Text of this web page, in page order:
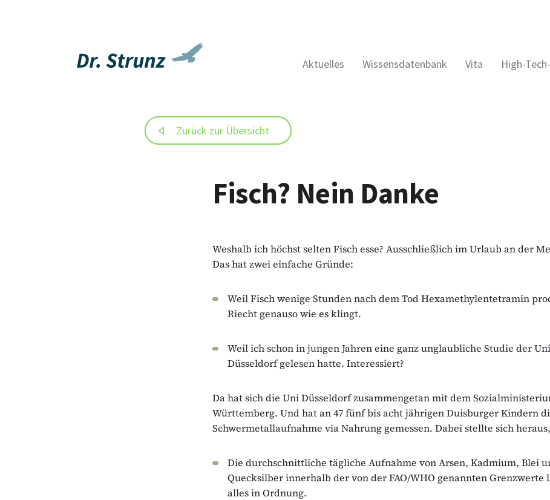
Aktuelles Wissensdatenbank Vita High-
Zurück zur Übersicht
Fisch? Nein Danke
Weshalb ich höchst selten Fisch esse? Ausschließlich im Urlaub an der
Das hat zwei einfache Gründe:
Weil Fisch wenige Stunden nach dem Tod Hexamethylentetramin
Riecht genauso wie es klingt.
Weil ich schon in jungen Jahren eine ganz unglaubliche Studie der Uni
Düsseldorf gelesen hatte. Interessiert?
Da hat sich die Uni Düsseldorf zusammengetan mit dem
Württemberg. Und hat an 47 fünf bis acht jährigen Duisburger Kindern
Schwermetallaufnahme via Nahrung gemessen. Dabei stellte sich
Die durchschnittliche tägliche Aufnahme von Arsen, Kadmium, Blei
Quecksilber innerhalb der von der FAO/WHO genannten Grenzwerte
alles in Ordnung.